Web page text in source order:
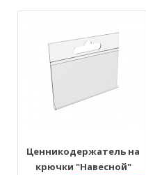
Ценникодержатель на
крючки "Навесной"